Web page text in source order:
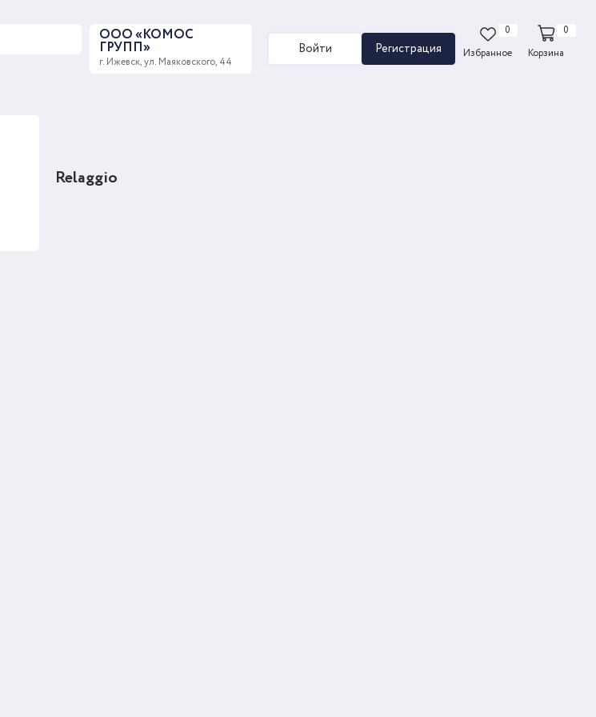
ООО «КОМОС
ГРУПП»
г. Ижевск, ул. Маяковского, 44
Войти Регистрация
0
Избранное
0
Корзина
Relaggio